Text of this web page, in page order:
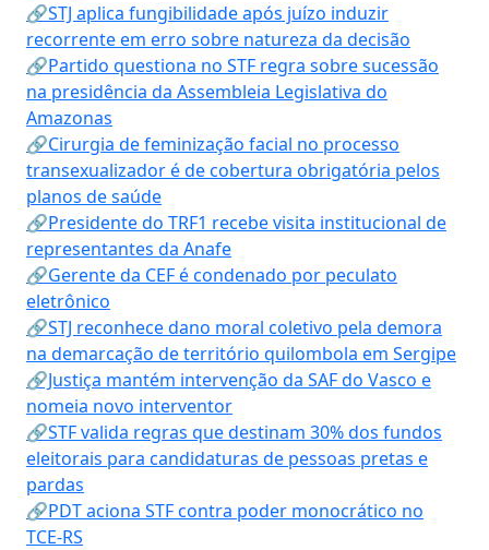
🔗STJ aplica fungibilidade após juízo induzir
recorrente em erro sobre natureza da decisão
🔗Partido questiona no STF regra sobre sucessão
na presidência da Assembleia Legislativa do
Amazonas
🔗Cirurgia de feminização facial no processo
transexualizador é de cobertura obrigatória pelos
planos de saúde
🔗Presidente do TRF1 recebe visita institucional de
representantes da Anafe
🔗Gerente da CEF é condenado por peculato
eletrônico
🔗STJ reconhece dano moral coletivo pela demora
na demarcação de território quilombola em Sergipe
🔗Justiça mantém intervenção da SAF do Vasco e
nomeia novo interventor
🔗STF valida regras que destinam 30% dos fundos
eleitorais para candidaturas de pessoas pretas e
pardas
🔗PDT aciona STF contra poder monocrático no
TCE-RS